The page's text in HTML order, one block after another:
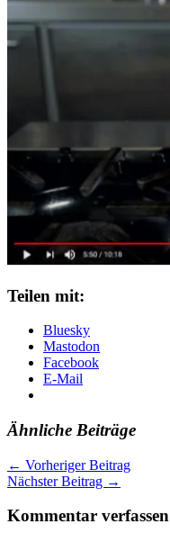
Teilen mit:
Bluesky
Mastodon
Facebook
E-Mail
Ähnliche Beiträge
← Vorheriger Beitrag
Nächster Beitrag →
Kommentar verfassen